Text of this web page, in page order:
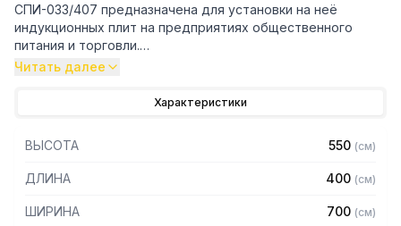
СПИ-033/407 предназначена для установки на неё
индукционных плит на предприятиях общественного
питания и торговли.
— Полка из нержавеющей стали марки AISI 430 толщиной
0,8 мм
— Регулируемые опоры
— Поставляется в разобранном виде.
Читать далее
Характеристики
ВЫСОТА 550 (см)
ДЛИНА 400 (см)
ШИРИНА 700 (см)